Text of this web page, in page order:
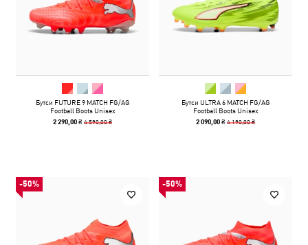
Бутси FUTURE 9 MATCH FG/AG
Football Boots Unisex
2 290,00 ₴4 590,00 ₴
Бутси ULTRA 6 MATCH FG/AG
Football Boots Unisex
2 090,00 ₴4 190,00 ₴
-50% -50%